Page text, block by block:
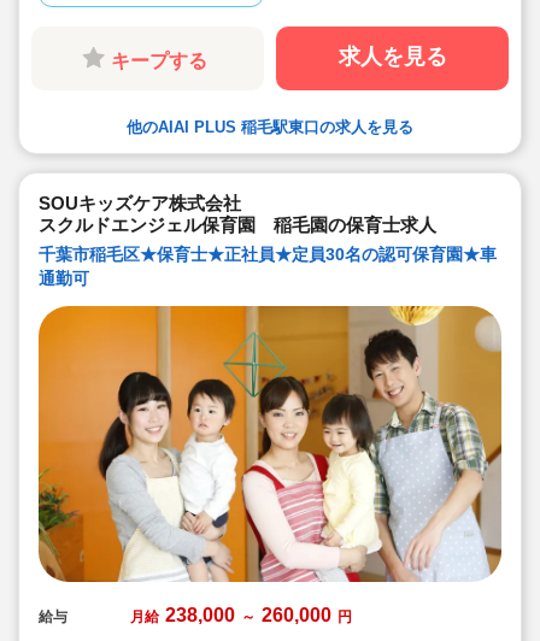
★残業時間が月平均7時間以下：業界平均より少なく、生
活と仕事の両立がしやすい環境です。
★送迎業務ありません：記録や支援に専念でき、ドライ
バー業務の負担がありません。
★年間休日128日です。年末年始の連休も確保され、プ
「できる」をささえながら、自らも成長したい方には、
キープする 求人を見る
他のAIAI PLUS 稲毛駅東口の求人を見る
SOUキッズケア株式会社
スクルドエンジェル保育園 稲毛園の保育士求人
千葉市稲毛区★保育士★正社員★定員30名の認可保育園★車
通勤可
給与 月給 238,000 ～ 260,000 円